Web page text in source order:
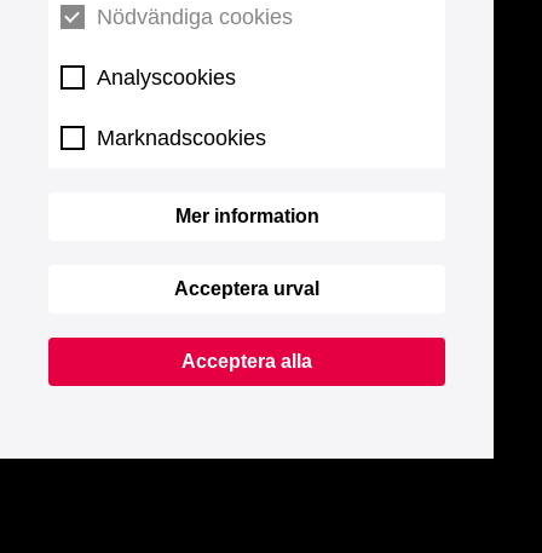
Nödvändiga cookies
Analyscookies
Marknadscookies
Mer information
Acceptera urval
Acceptera alla